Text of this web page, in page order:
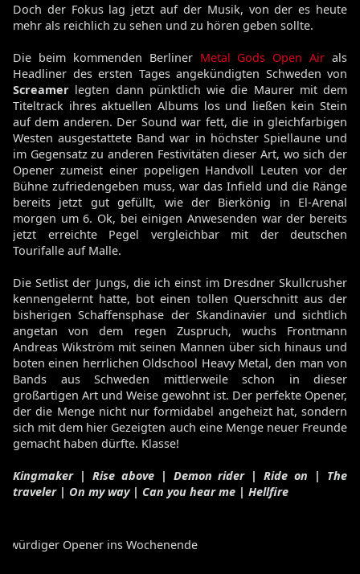
Doch der Fokus lag jetzt auf der Musik, von der es heute
mehr als reichlich zu sehen und zu hören geben sollte.
Die beim kommenden Berliner Metal Gods Open Air als
Headliner des ersten Tages angekündigten Schweden von
Screamer legten dann pünktlich wie die Maurer mit dem
Titeltrack ihres aktuellen Albums los und ließen kein Stein
auf dem anderen. Der Sound war fett, die in gleichfarbigen
Westen ausgestattete Band war in höchster Spiellaune und
im Gegensatz zu anderen Festivitäten dieser Art, wo sich der
Opener zumeist einer popeligen Handvoll Leuten vor der
Bühne zufriedengeben muss, war das Infield und die Ränge
bereits jetzt gut gefüllt, wie der Bierkönig in El-Arenal
morgen um 6. Ok, bei einigen Anwesenden war der bereits
jetzt erreichte Pegel vergleichbar mit der deutschen
Tourifalle auf Malle.
Die Setlist der Jungs, die ich einst im Dresdner Skullcrusher
kennengelernt hatte, bot einen tollen Querschnitt aus der
bisherigen Schaffensphase der Skandinavier und sichtlich
angetan von dem regen Zuspruch, wuchs Frontmann
Andreas Wikström mit seinen Mannen über sich hinaus und
boten einen herrlichen Oldschool Heavy Metal, den man von
Bands aus Schweden mittlerweile schon in dieser
großartigen Art und Weise gewohnt ist. Der perfekte Opener,
der die Menge nicht nur formidabel angeheizt hat, sondern
sich mit dem hier Gezeigten auch eine Menge neuer Freunde
gemacht haben dürfte. Klasse!
Kingmaker | Rise above | Demon rider | Ride on | The
traveler | On my way | Can you hear me | Hellfire
würdiger Opener ins Wochenende